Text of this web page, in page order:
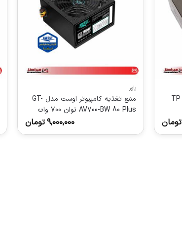
منبع تغذیه کامپیوتر تسکو مدل TP
تومان
پاور
منبع تغذیه کامپیوتر اوست مدل GT-
AV700-BW 80 Plus توان 700 وات
9,000,000تومان